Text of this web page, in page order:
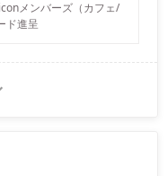
メンバーズ（カフェ/